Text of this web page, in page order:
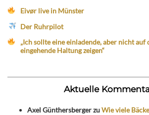
Eivør live in Münster
Der Ruhrpilot
„Ich sollte eine einladende, aber nicht
eingehende Haltung zeigen“
Aktuelle
Axel GünthersbergerzuWie viele